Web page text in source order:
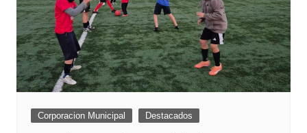
Corporacion Municipal Destacados